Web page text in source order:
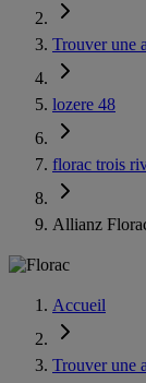
Trouver une
lozere 48
florac trois
Allianz
Accueil
Trouver une